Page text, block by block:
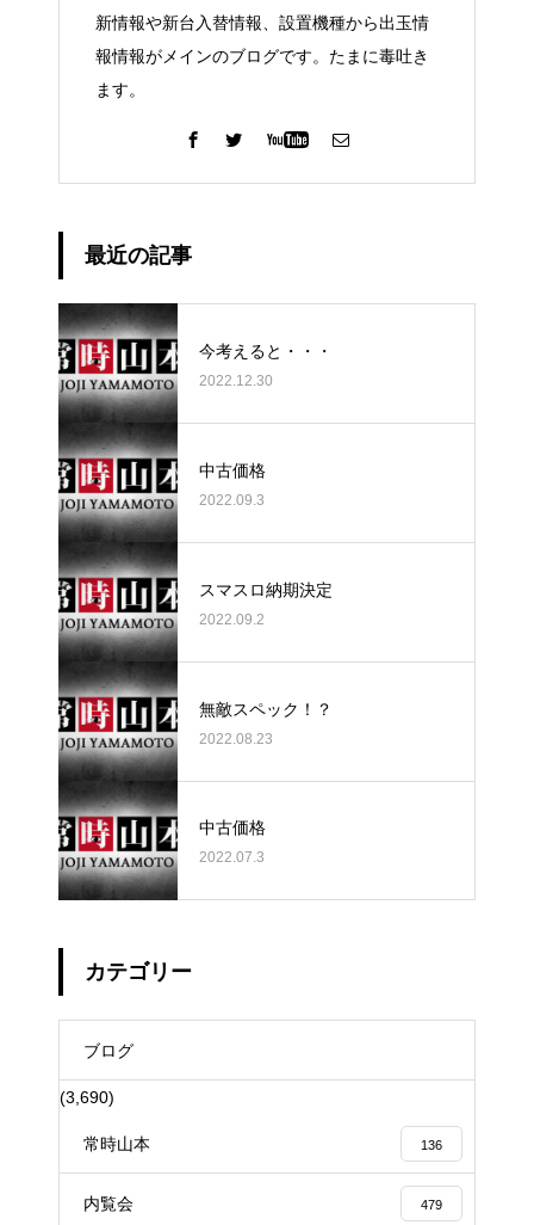
新情報や新台入替情報、設置機種から出玉情
報情報がメインのブログです。たまに毒吐き
ます。
最近の記事
今考えると・・・
2022.12.30
中古価格
2022.09.3
スマスロ納期決定
2022.09.2
無敵スペック！？
2022.08.23
中古価格
2022.07.3
カテゴリー
ブログ
(3,690)
常時山本 136
内覧会 479